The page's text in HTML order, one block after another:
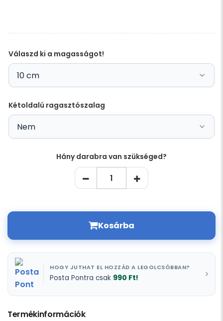
Válaszd ki a magasságot!
Kétoldalú ragasztószalag
Hány darabra van szükséged?
Kosárba
HOGY JUTHAT EL HOZZÁD A LEGOLCSÓBBAN?
Posta Pontra csak 990 Ft!
Termékinformációk